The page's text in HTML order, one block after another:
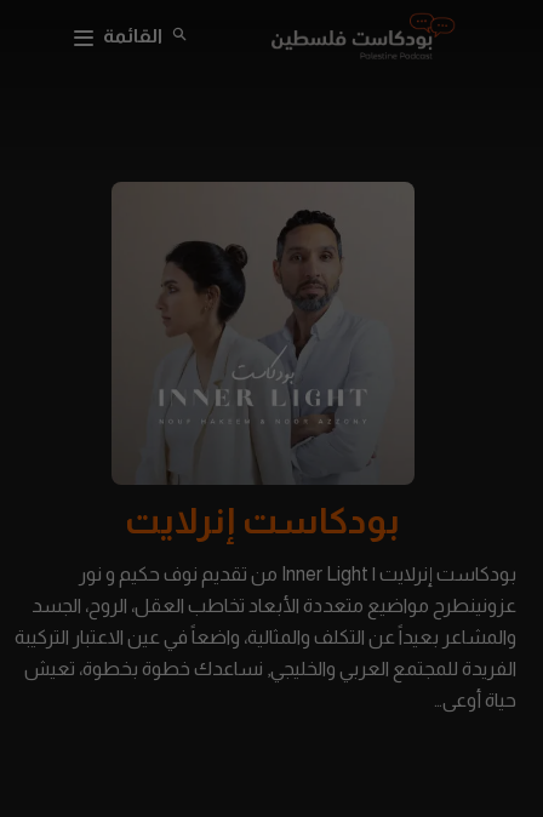
القائمة
بودكاست إنرلايت
بودكاست إنرلايت | Inner Light من تقديم نوف حكيم و نور
عزونينطرح مواضيع متعددة الأبعاد تخاطب العقل، الروح، الجسد
والمشاعر بعيداً عن التكلف والمثالية، واضعاً في عين الاعتبار التركيبة
الفريدة للمجتمع العربي والخليجي, نساعدك خطوة بخطوة، تعيش
حياة أوعى…